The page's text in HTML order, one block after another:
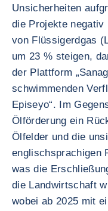
Unsicherheiten
die Projekte
von Flüssigerdgas
um 23 % steigen,
der Plattform
schwimmenden
Episeyo“. Im
Ölförderung ein
Ölfelder und die
englischsprachigen
was die
die Landwirtschaft
wobei ab 2025 mit